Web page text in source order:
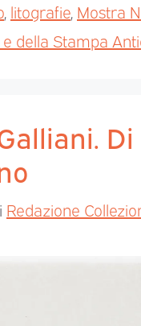
litografie Mostra
della Stampa
Redazione